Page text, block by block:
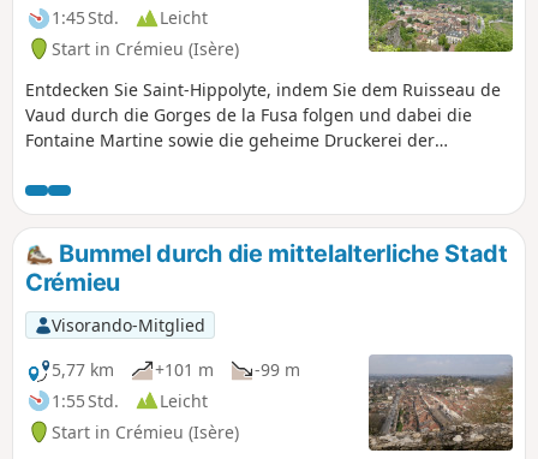
1:45 Std.
Leicht
Start in Crémieu (Isère)
Entdecken Sie Saint-Hippolyte, indem Sie dem Ruisseau de
Vaud durch die Gorges de la Fusa folgen und dabei die
Fontaine Martine sowie die geheime Druckerei der
Bummel durch die mittelalterliche Stadt
Crémieu
Visorando-Mitglied
5,77 km
+101 m
-99 m
1:55 Std.
Leicht
Start in Crémieu (Isère)